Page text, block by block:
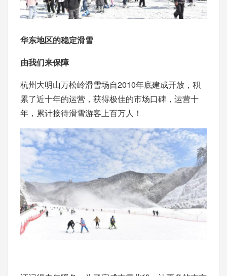
华东地区的稳定滑雪
由我们来保障
杭州大明山万松岭滑雪场自2010年底建成开放，积
累了近十年的运营，获得极佳的市场口碑，运营十
年，累计接待滑雪游客上百万人！